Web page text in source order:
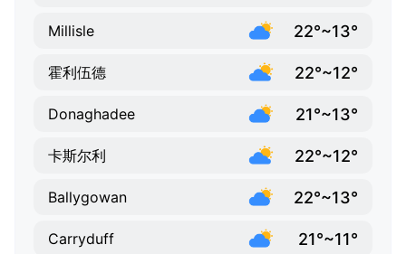
Millisle 22°~13°
霍利伍德 22°~12°
Donaghadee 21°~13°
卡斯尔利 22°~12°
Ballygowan 22°~13°
Carryduff 21°~11°